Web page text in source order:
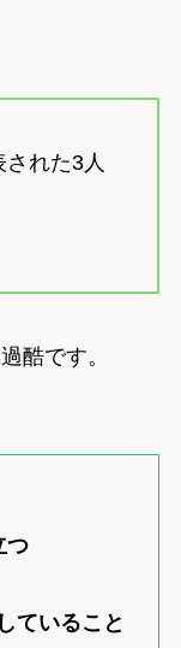
れた3人
酷です。
つ
ていること